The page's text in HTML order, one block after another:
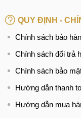
QUY ĐỊNH -
Chính sách bảo
Chính sách đổi trả
Chính sách bảo
Hướng dẫn thanh
Hướng dẫn mua